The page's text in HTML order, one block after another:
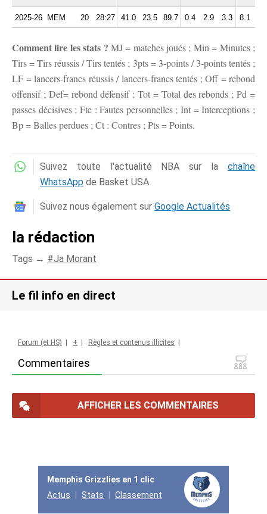
2025-26 MEM 20 28:27 41.0 23.5 89.7 0.4 2.9 3.3 8.1
Comment lire les stats ? MJ = matches joués ; Min = Minutes ;
Tirs = Tirs réussis / Tirs tentés ; 3pts = 3-points / 3-points tentés ;
LF = lancers-francs réussis / lancers-francs tentés ; Off = rebond
offensif ; Def= rebond défensif ; Tot = Total des rebonds ; Pd =
passes décisives ; Fte : Fautes personnelles ; Int = Interceptions ;
Bp = Balles perdues ; Ct : Contres ; Pts = Points.
Suivez toute l'actualité NBA sur la chaîne
WhatsApp de Basket USA
Suivez nous également sur Google Actualités
la rédaction
Tags → Ja Morant
Le fil info en direct
Commentaires
Forum (et HS) + Règles et contenus illicites
AFFICHER LES COMMENTAIRES
Memphis Grizzlies en 1 clic
Actus
Stats Classement